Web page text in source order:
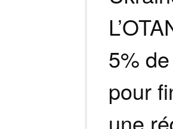
5%
pour